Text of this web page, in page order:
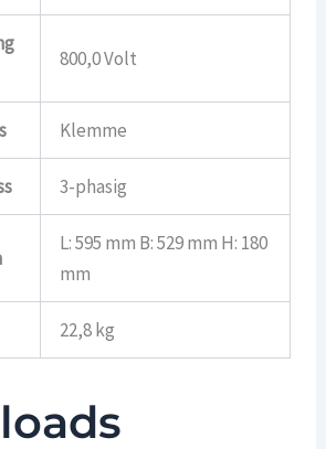
800,0 Volt
Klemme
3-phasig
L: 595 mm B: 529 mm H: 180
mm
22,8 kg